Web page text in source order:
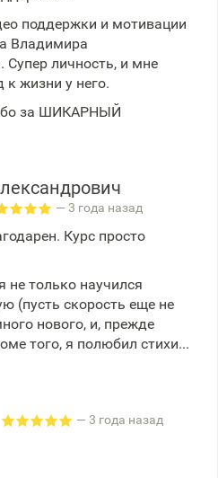
поддержки и мотивации
Владимира
личность, и мне
к жизни у него.
за ШИКАРНЫЙ
— 3 года назад
Курс просто
не только научился
(пусть скорость еще не
нового, и, прежде
того, я полюбил стихи...
— 3 года назад